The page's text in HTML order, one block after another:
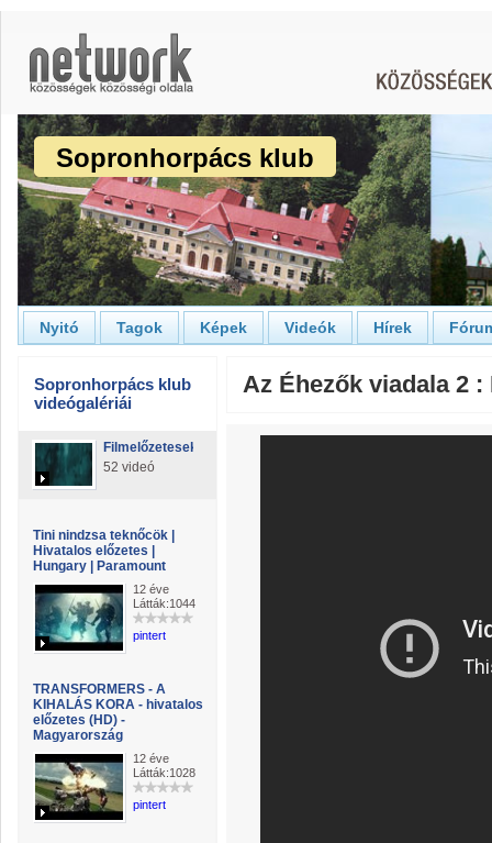
Sopronhorpács klub
Nyitó Tagok Képek Videók Hírek
Sopronhorpács klub
videógalériái
Filmelőzetesek
52 videó
Tini nindzsa teknőcök |
Hivatalos előzetes |
Hungary | Paramount
12 éve
Látták:1044
pintert
TRANSFORMERS - A
KIHALÁS KORA - hivatalos
előzetes (HD) -
Magyarország
12 éve
Látták:1028
pintert
Az Éhezők viadala 2 :